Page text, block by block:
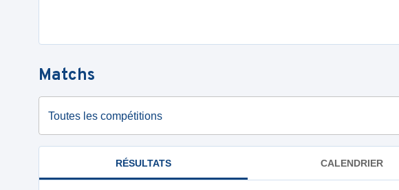
Matchs
Toutes les compétitions
RÉSULTATS CALENDRIER